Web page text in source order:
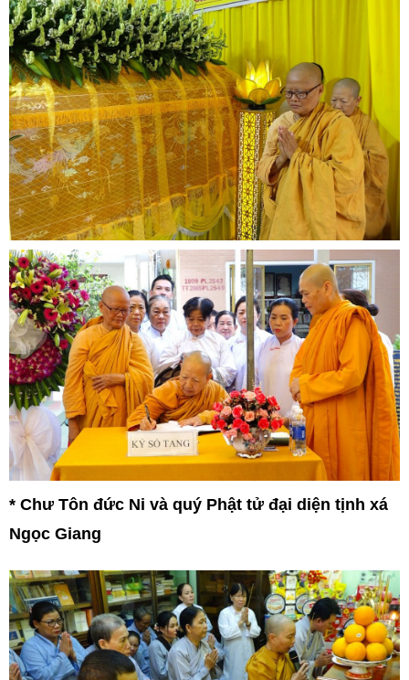
* Chư Tôn đức Ni và quý Phật tử đại diện tịnh xá
Ngọc Giang